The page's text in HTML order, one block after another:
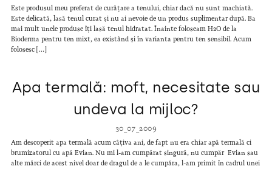
Este produsul meu preferat de curățare a tenului, chiar dacă nu sunt machiată.
Este delicată, lasă tenul curat și nu ai nevoie de un produs suplimentar după. Ba
mai mult unele produse îți lasă tenul hidratat. Înainte foloseam H2O de la
Bioderma pentru ten mixt, ea existând și în varianta pentru ten sensibil. Acum
folosesc […]
Apa termală: moft, necesitate sau
undeva la mijloc?
30_07_2009
Am descoperit apa termală acum câțiva ani, de fapt nu era chiar apă termală ci
brumizatorul cu apă Evian. Nu mi l-am cumpărat singură, nu cumpăr Evian sau
alte mărci de acest nivel doar de dragul de a le cumpăra, l-am primit în cadrul unei